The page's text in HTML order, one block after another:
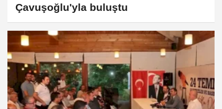
Çavuşoğlu'yla buluştu